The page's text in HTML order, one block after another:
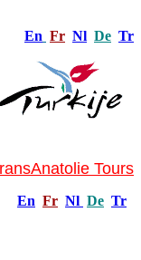
En Fr Nl De Tr
Tours
En Fr Nl De Tr